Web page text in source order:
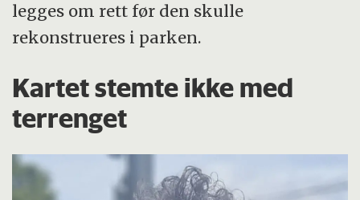
legges om rett før den skulle
rekonstrueres i parken.
Kartet stemte ikke med
terrenget